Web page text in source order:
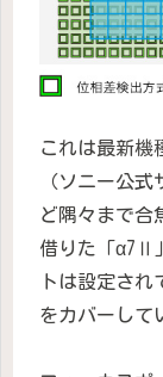
これは最新機
（ソニー公
ど隅々まで合
借りた「α7Ⅱ
トは設定さ
をカバーして